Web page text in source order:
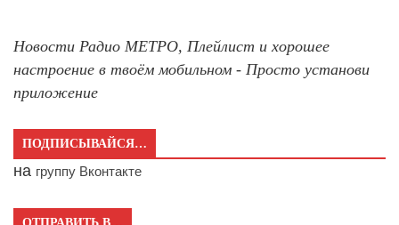
Новости Радио МЕТРО, Плейлист и хорошее
настроение в твоём мобильном - Просто установи
приложение
ПОДПИСЫВАЙСЯ…
на группу Вконтакте